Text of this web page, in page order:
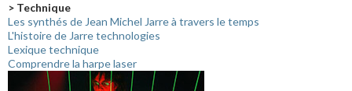
> Technique
Les synthés de Jean Michel Jarre à travers le temps
L'histoire de Jarre technologies
Lexique technique
Comprendre la harpe laser